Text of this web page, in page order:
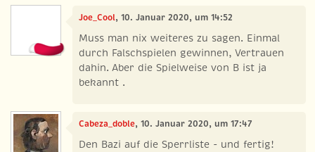
Joe_Cool, 10. Januar 2020, um 14:52
Muss man nix weiteres zu sagen. Einmal
durch Falschspielen gewinnen, Vertrauen
dahin. Aber die Spielweise von B ist ja
bekannt .
Cabeza_doble, 10. Januar 2020, um 17:47
Den Bazi auf die Sperrliste - und fertig!